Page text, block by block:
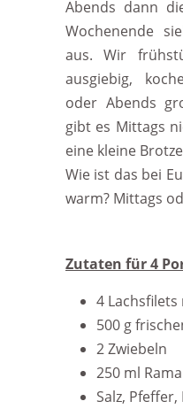
Abends dann
Wochenende
aus. Wir
ausgiebig,
oder Abends
gibt es Mittags
eine kleine
Wie ist das bei
warm? Mittags
Zutaten für 4
4
500 g
2 Zwiebeln
250 ml
Salz,